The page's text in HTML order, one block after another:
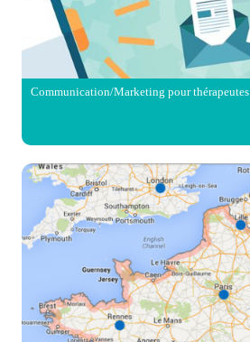
Communication/Marketing pour thérapeutes